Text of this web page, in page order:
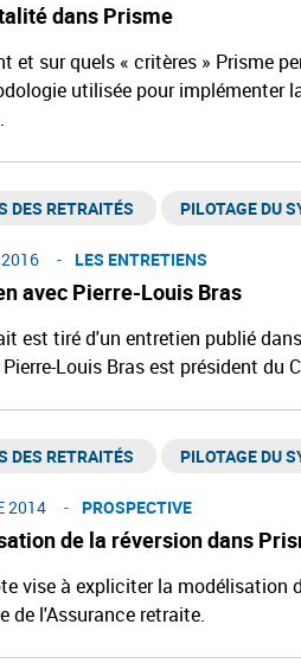
dans Prisme
et sur quels « critères » Prisme
utilisée pour implémenter
avec Pierre-Louis Bras
DES RETRAITÉS PILOTAGE DU
LES ENTRETIENS
est tiré d'un entretien publié
Louis Bras est président du
de la réversion dans
DES RETRAITÉS PILOTAGE DU
2014 PROSPECTIVE
vise à expliciter la modélisation
de l'Assurance retraite.